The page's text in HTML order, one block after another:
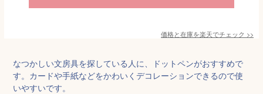
価格と在庫を楽天でチェック >>
なつかしい文房具を探している人に、ドットペンがおすすめで
す。カードや手紙などをかわいくデコレーションできるので使
いやすいです。